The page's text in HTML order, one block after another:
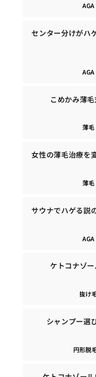
AGA
センター分けがハ
AGA
こめかみ薄
薄毛
女性の薄毛治療を
薄毛
サウナでハゲる説
AGA
ケトコナゾ
抜け
シャンプー選
円形脱